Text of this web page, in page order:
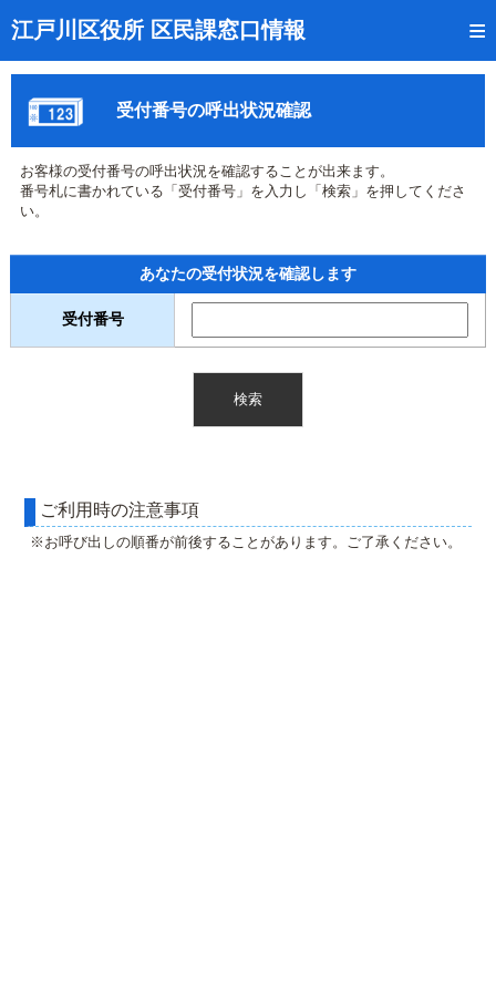
江戸川区役所 区民課窓口情報
トップページ
受付番号の呼出状況確認
証明書の交付状況確認
来庁日時の事前予約
事前予約の確認・取消
混雑予想カレンダー
受付番号の呼出状況確認
お客様の受付番号の呼出状況を確認することが出来ます。
番号札に書かれている「受付番号」を入力し「検索」を押してくださ
い。
あなたの受付状況を確認します
受付番号
ご利用時の注意事項
※お呼び出しの順番が前後することがあります。ご了承ください。